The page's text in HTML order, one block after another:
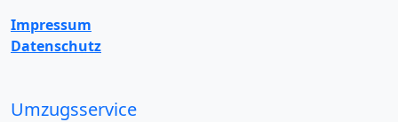
Impressum
Datenschutz
Umzugsservice